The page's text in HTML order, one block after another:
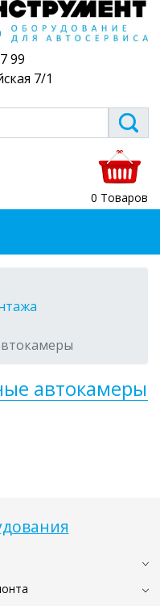
99
7/1
0 Товаров
автокамеры